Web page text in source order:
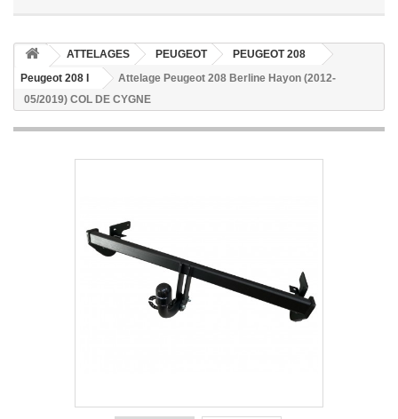
ATTELAGES PEUGEOT
PEUGEOT 208
Peugeot 208 I
Attelage Peugeot 208 Berline Hayon (2012-
05/2019) COL DE CYGNE